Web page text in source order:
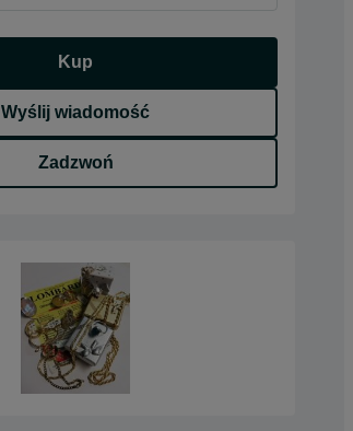
Kup
Wyślij wiadomość
Zadzwoń